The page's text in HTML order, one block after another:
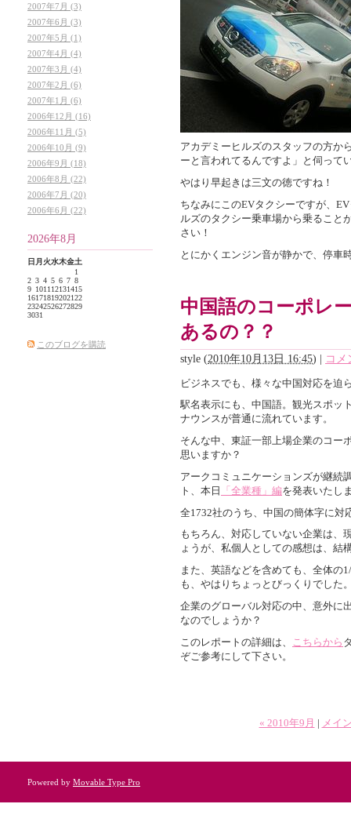
アカデミーヒルズのスタッフの方か
ーと言われてるんですよ」と伺って
やはり早起きは三文の徳ですね！
ちなみにこのEVタクシーですが、
ルズのタクシー乗車場から乗ること
さい！
とにかくエンジン音が静かで、停車
中国語のコーポレ
あるの？？
style (2010年10月13日 16:45) | コメ
ビジネスでも、様々な中国対応を迫
駅名表示にも、中国語。観光スポッ
ナウンスが普通に流れています。
そんな中、東証一部上場企業のコー
思いますか？
アークコミュニケーションズが継続
ト、本日
「全業種」編を発表いたし
全1732社のうち、中国の簡体字に対
もちろん、対応していない企業は、
ょうが、私個人としての感想は、結
また、英語などを含めても、全体の
も、やはりちょっとびっくりでした
企業のグローバル対応の中、意外に
なのでしょうか？
このレポートの詳細は、
こちらから
ぞご参考にして下さい。
« 2010年9月 | メイ
2007年7月 (3)
2007年6月 (3)
2007年5月 (1)
2007年4月 (4)
2007年3月 (4)
2007年2月 (6)
2007年1月 (6)
2006年12月 (16)
2006年11月 (5)
2006年10月 (9)
2006年9月 (18)
2006年8月 (22)
2006年7月 (20)
2006年6月 (22)
2026年8月
日 月 火水木金土
1
2 3 4 5 6 7 8
9 1011 12131415
16171819202122
23242526272829
3031
このブログを購読
Powered by Movable Type Pro